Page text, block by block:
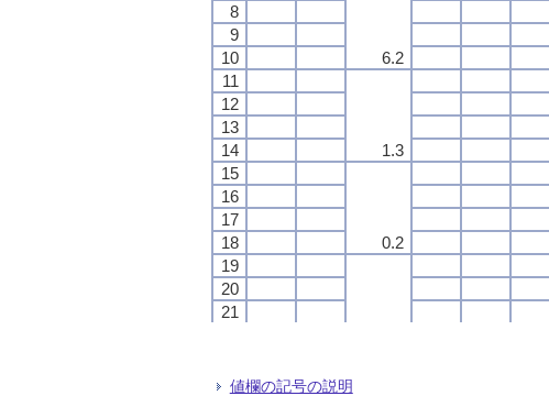
6.2
8
9
10
11
1.3
12
13
14
15
0.2
16
17
18
19
20
21
24
6.2
8
9
10
11
1.3
12
13
14
15
0.2
16
17
18
19
20
21
24
6.2
8
9
10
11
1.3
12
13
14
15
0.2
16
17
18
19
20
21
24
6.2
8
9
10
11
1.3
12
13
14
15
0.2
16
17
18
19
20
21
24
値欄の記号の説明